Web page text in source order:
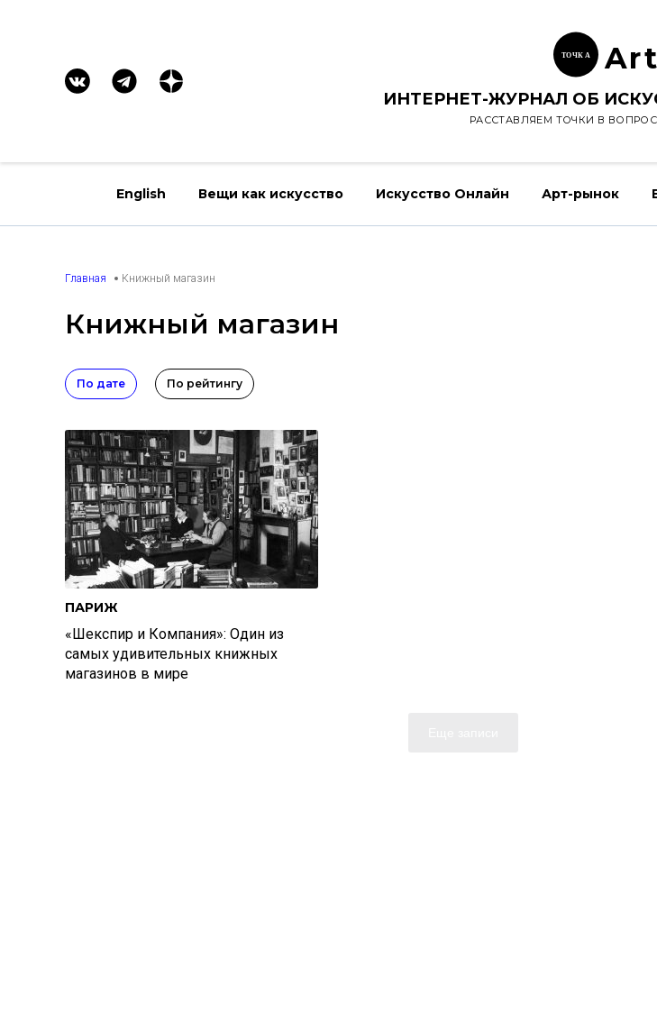
ТОЧК А Art
ИНТЕРНЕТ-ЖУРНАЛ ОБ
РАССТАВЛЯЕМ ТОЧКИ В
English Вещи как искусство Искусство Онлайн Арт-рынок
Главная Книжный магазин
Книжный магазин
По дате По рейтингу
ПАРИЖ
«Шекспир и Компания»: Один из
самых удивительных книжных
магазинов в мире